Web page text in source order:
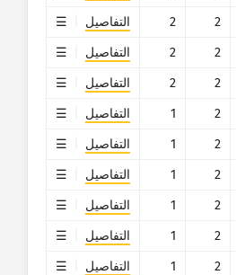
2
2
التفاصيل
2
2
التفاصيل
2
2
التفاصيل
2
1
التفاصيل
2
1
التفاصيل
2
1
التفاصيل
2
1
التفاصيل
2
1
التفاصيل
2
1
التفاصيل